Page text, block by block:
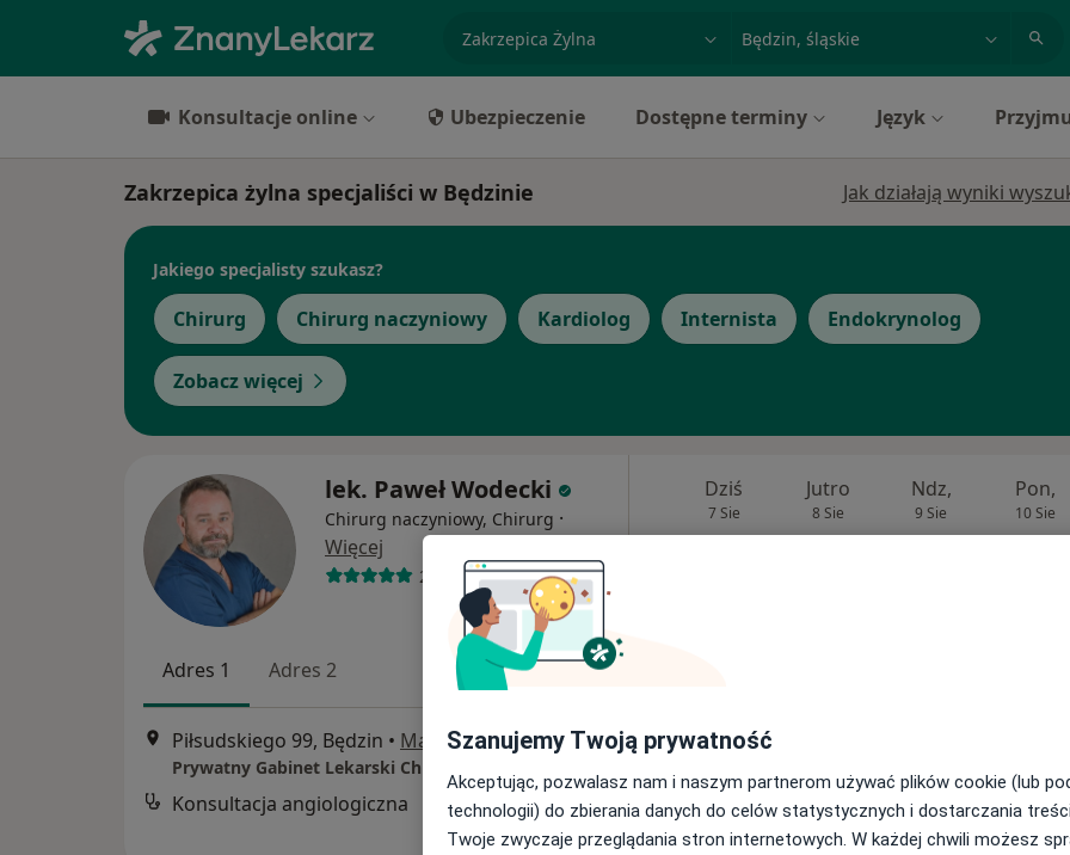
specjalizacja, badanie lub nazwiskomiasto lub dzielnica
Konsultacje online Ubezpieczenie Dostępne terminy Język
Zakrzepica żylna specjaliści w Będzinie Jak działają wyniki
Jakiego specjalisty szukasz?
Chirurg Chirurg naczyniowy Kardiolog Internista Endokrynolog
Zobacz więcej
lek. Paweł Wodecki
Chirurg naczyniowy, Chirurg ·
Więcej
277 opinii
Adres 1 Adres 2
Piłsudskiego 99, Będzin • Mapa
Konsultacja angiologiczna 250 zł
Dziś
7 Sie
Jutro
8 Sie
Ndz,
9 Sie
Pon,
10 Sie
Szanujemy Twoją prywatność
Akceptując, pozwalasz nam i naszym partnerom używać plików cookie (lub
technologii) do zbierania danych do celów statystycznych i dostarczania
Twoje zwyczaje przeglądania stron internetowych. W każdej chwili możesz